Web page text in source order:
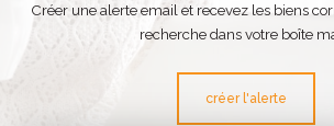
Créer une alerte email et recevez les biens
recherche dans votre boîte
créer l'alerte